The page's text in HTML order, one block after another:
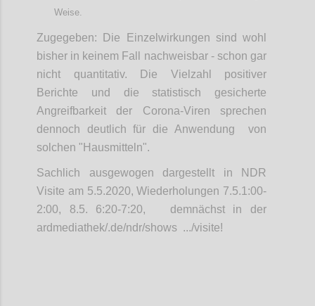
Weise.
Zugegeben: Die Einzelwirkungen sind wohl
bisher in keinem Fall nachweisbar - schon gar
nicht quantitativ. Die Vielzahl positiver
Berichte und die statistisch gesicherte
Angreifbarkeit der Corona-Viren sprechen
dennoch deutlich für die Anwendung von
solchen "Hausmitteln".
Sachlich ausgewogen dargestellt in NDR
Visite am 5.5.2020, Wiederholungen 7.5.1:00-
2:00, 8.5. 6:20-7:20, demnächst in der
ardmediathek/.de/ndr/shows .../visite!